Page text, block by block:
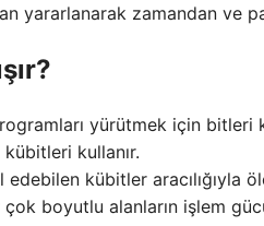
yararlanarak zamandan ve
yürütmek için bitleri
kullanır.
kübitler aracılığıyla
boyutlu alanların işlem